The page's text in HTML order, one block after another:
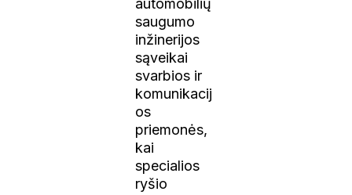
automobilių
saugumo
inžinerijos
sąveikai
svarbios ir
komunikacij
os
priemonės,
kai
specialios
ryšio